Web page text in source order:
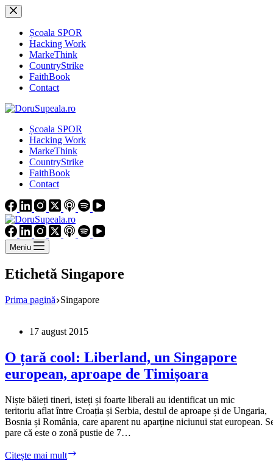
Sari
la
conținutȘcoala SPOR
Hacking Work
MarkeThink
CountryStrike
FaithBook
Contact
Școala SPOR
Hacking Work
MarkeThink
CountryStrike
FaithBook
Contact
Meniu
Etichetă Singapore
Prima pagină Singapore
17 august 2015
O țară cool: Liberland, un Singapore
european, aproape de Timișoara
Niște băieți tineri, isteți și foarte liberali au identificat un mic
teritoriu aflat între Croația și Serbia, destul de aproape și de Ungaria,
Bosnia și România, care aparent nu aparține niciunui stat european.
pare că este o zonă pustie de 7…
Citește mai mult